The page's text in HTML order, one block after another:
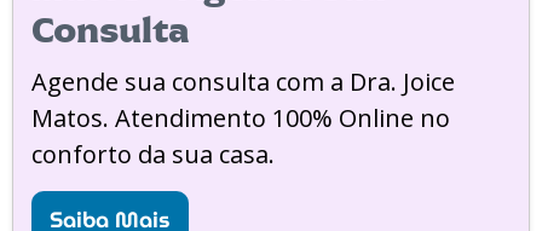
Consulta
Agende sua consulta com a Dra. Joice
Matos. Atendimento 100% Online no
conforto da sua casa.
Saiba Mais